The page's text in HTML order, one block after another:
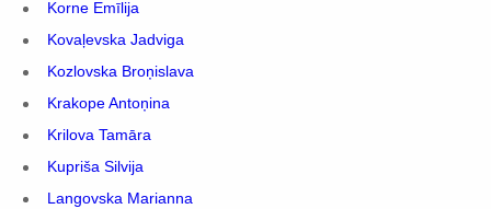
Korne Emīlija
Kovaļevska Jadviga
Kozlovska Broņislava
Krakope Antoņina
Krilova Tamāra
Kupriša Silvija
Langovska Marianna